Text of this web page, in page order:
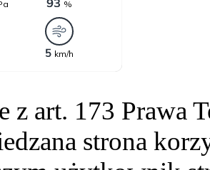
z art. 173 Prawa
strona